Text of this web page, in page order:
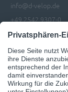
info@d-velop.de
+49 2542 9307-0